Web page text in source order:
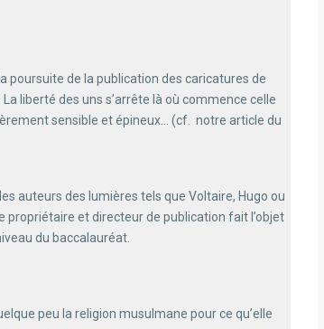
poursuite de la publication des caricatures de
liberté des uns s’arrête là où commence celle
sensible et épineux… (cf. notre article du
auteurs des lumières tels que Voltaire, Hugo ou
propriétaire et directeur de publication fait l’objet
du baccalauréat.
peu la religion musulmane pour ce qu’elle